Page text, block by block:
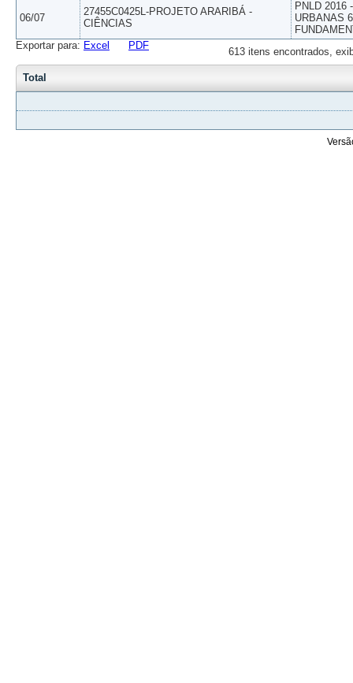
06/07
27455C0425L-PROJETO ARARIBÁ -
CIÊNCIAS
PNLD 2016
URBANAS
613 itens encontrados,
Exportar para: Excel PDF
Total